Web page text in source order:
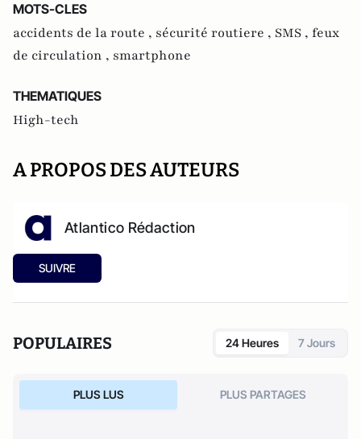
MOTS-CLES
accidents de la route , sécurité routiere , SMS , feux
de circulation , smartphone
THEMATIQUES
High-tech
A PROPOS DES AUTEURS
Atlantico Rédaction
SUIVRE
POPULAIRES 24 Heures 7 Jours
PLUS LUS PLUS PARTAGES